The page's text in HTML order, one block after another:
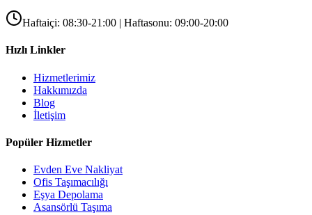
Haftaiçi: 08:30-21:00 | Haftasonu: 09:00-20:00
Hızlı Linkler
Hizmetlerimiz
Hakkımızda
Blog
İletişim
Popüler Hizmetler
Evden Eve Nakliyat
Ofis Taşımacılığı
Eşya Depolama
Asansörlü Taşıma